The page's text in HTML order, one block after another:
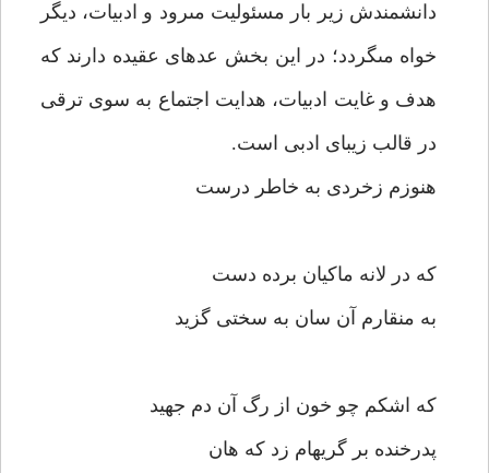
دانشمندش زير بار مسئوليت مى‏رود و ادبيات، ديگر
خواه مى‏گردد؛ در اين بخش عده‏اى عقيده دارند كه
هدف و غايت ادبيات، هدايت اجتماع به سوى ترقى
در قالب زيباى ادبى است.
هنوزم زخردى به خاطر درست‏
كه در لانه ماكيان برده دست‏
به منقارم آن سان به سختى گزيد
كه اشكم چو خون از رگ آن دم جهيد
پدرخنده بر گريه‏ام زد كه هان‏